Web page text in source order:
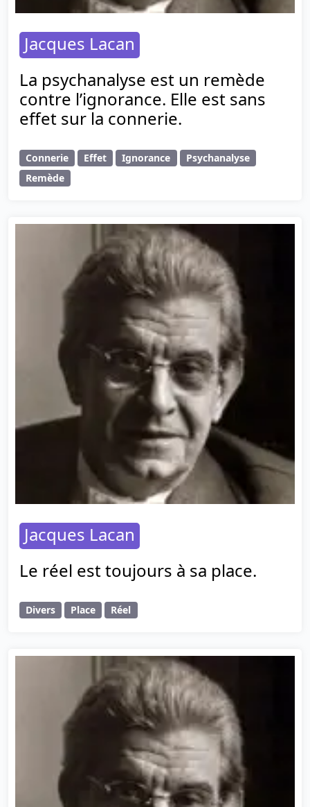
Jacques Lacan
La psychanalyse est un remède
contre l’ignorance. Elle est sans
effet sur la connerie.
Connerie Effet Ignorance
Psychanalyse
Remède
Jacques Lacan
Le réel est toujours à sa place.
Divers Place Réel